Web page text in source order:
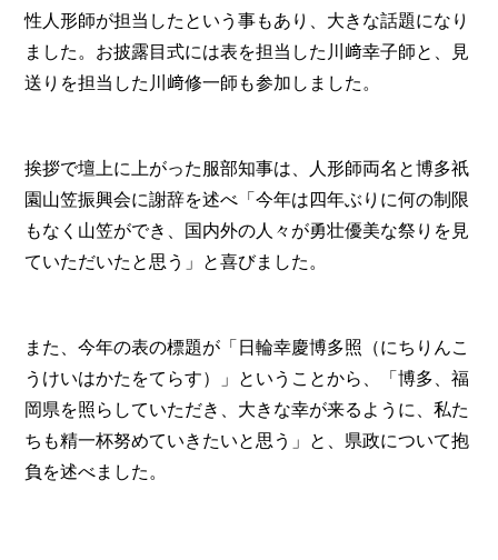
性人形師が担当したという事もあり、大きな話題になり
ました。お披露目式には表を担当した川﨑幸子師と、見
送りを担当した川﨑修一師も参加しました。
挨拶で壇上に上がった服部知事は、人形師両名と博多祇
園山笠振興会に謝辞を述べ「今年は四年ぶりに何の制限
もなく山笠ができ、国内外の人々が勇壮優美な祭りを見
ていただいたと思う」と喜びました。
また、今年の表の標題が「日輪幸慶博多照（にちりんこ
うけいはかたをてらす）」ということから、「博多、福
岡県を照らしていただき、大きな幸が来るように、私た
ちも精一杯努めていきたいと思う」と、県政について抱
負を述べました。